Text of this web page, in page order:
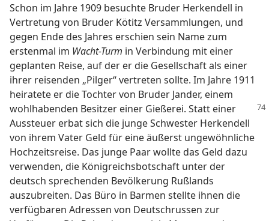
Schon im Jahre 1909 besuchte Bruder Herkendell in
Vertretung von Bruder Kötitz Versammlungen, und
gegen Ende des Jahres erschien sein Name zum
erstenmal im Wacht-Turm in Verbindung mit einer
geplanten Reise, auf der er die Gesellschaft als einer
ihrer reisenden „Pilger“ vertreten sollte. Im Jahre 1911
heiratete er die Tochter von Bruder Jander, einem
wohlhabenden Besitzer einer Gießerei. Statt einer
Aussteuer erbat sich die junge Schwester Herkendell
von ihrem Vater Geld für eine äußerst ungewöhnliche
Hochzeitsreise. Das junge Paar wollte das Geld dazu
verwenden, die Königreichsbotschaft unter der
deutsch sprechenden Bevölkerung Rußlands
auszubreiten. Das Büro in Barmen stellte ihnen die
verfügbaren Adressen von Deutschrussen zur